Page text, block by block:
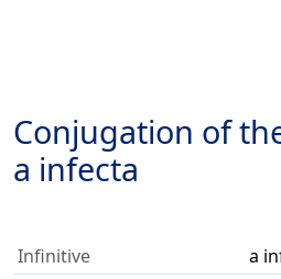
Conjugation of
a infecta
Infinitive
a